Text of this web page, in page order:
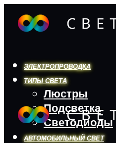
ЭЛЕКТРОПРОВОДКА
ТИПЫ СВЕТА
Люстры
Подсветка
Светодиоды
АВТОМОБИЛЬНЫЙ СВЕТ